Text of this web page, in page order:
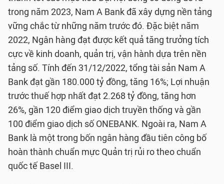
trong năm 2023, Nam A Bank đã xây dựng nền tảng
vững chắc từ những năm trước đó. Đặc biệt năm
2022, Ngân hàng đạt được kết quả tăng trưởng tích
cực về kinh doanh, quản trị, vận hành dựa trên nền
tảng số. Tính đến 31/12/2022, tổng tài sản Nam A
Bank đạt gần 180.000 tỷ đồng, tăng 16%; Lợi nhuận
trước thuế hợp nhất đạt 2.268 tỷ đồng, tăng hơn
26%, gần 120 điểm giao dịch truyền thống và gần
100 điểm giao dịch số ONEBANK. Ngoài ra, Nam A
Bank là một trong bốn ngân hàng đầu tiên công bố
hoàn thành chuẩn mực Quản trị rủi ro theo chuẩn
quốc tế Basel III.